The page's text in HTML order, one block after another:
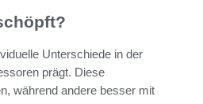
Unterschiede in der
prägt. Diese
während andere besser mit